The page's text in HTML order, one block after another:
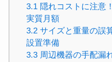
3.1 隠れコストに注意
実質月額
3.2 サイズと重量の誤
設置準備
3.3 周辺機器の手配漏